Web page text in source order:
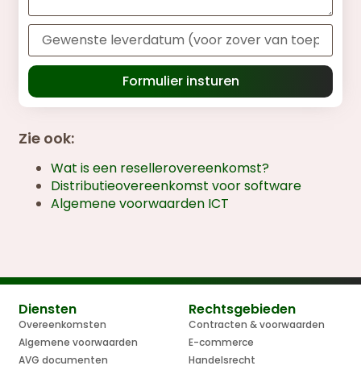
Formulier insturen
Zie ook:
Wat is een resellerovereenkomst?
Distributieovereenkomst voor software
Algemene voorwaarden ICT
Diensten
Overeenkomsten
Algemene voorwaarden
AVG documenten
Rechtsgebieden
Contracten & voorwaarden
E-commerce
Handelsrecht